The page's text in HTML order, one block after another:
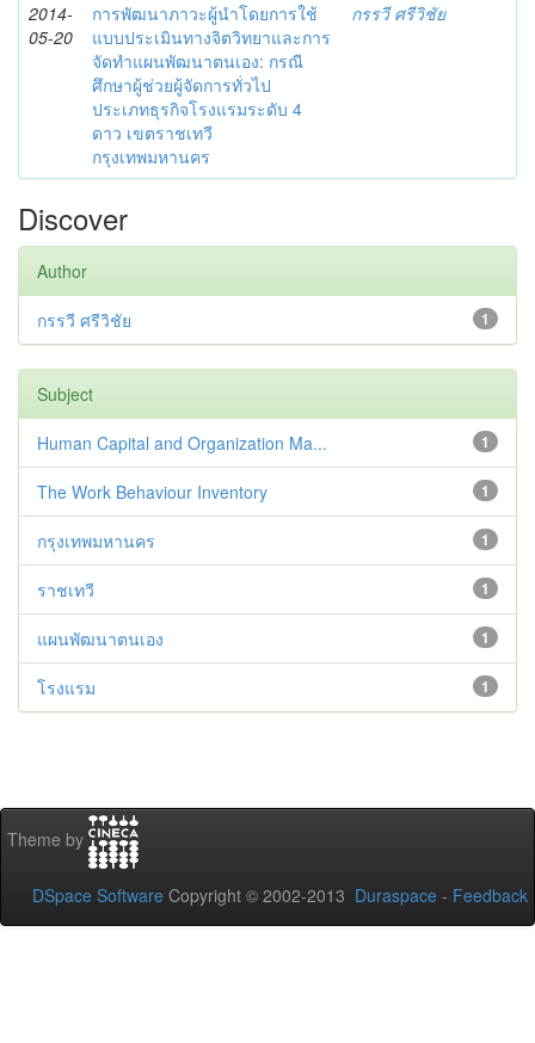
2014-
05-20
การพัฒนาภาวะผู้นำโดยการใช้
แบบประเมินทางจิตวิทยาและการ
จัดทำแผนพัฒนาตนเอง: กรณี
ศึกษาผู้ช่วยผู้จัดการทั่วไป
ประเภทธุรกิจโรงแรมระดับ 4
ดาว เขตราชเทวี
กรุงเทพมหานคร
กรรวี ศรีวิชัย
Discover
Author
1
กรรวี ศรีวิชัย
Subject
1
Human Capital and Organization Ma...
1
The Work Behaviour Inventory
1
กรุงเทพมหานคร
1
ราชเทวี
1
แผนพัฒนาตนเอง
1
โรงแรม
Theme by
DSpace Software Copyright © 2002-2013 Duraspace - Feedback